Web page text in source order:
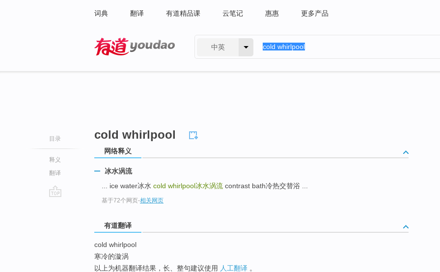
词典 翻译 有道精品课 云笔记 惠惠 更多产品
中英
目录
释义
翻译
cold whirlpool
网络释义
冰水涡流
... ice water冰水 cold whirlpool冰水涡流 contrast bath冷热交替浴 ...
基于72个网页-相关网页
有道翻译
cold whirlpool
寒冷的漩涡
以上为机器翻译结果，长、整句建议使用 人工翻译 。